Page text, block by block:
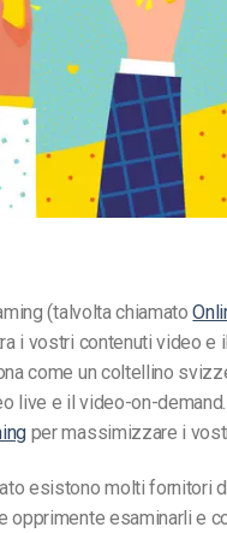
(talvolta chiamato
i vostri contenuti video e
come un coltellino
live e il video-on-
per massimizzare i
esistono molti fornitori
esaminarli e